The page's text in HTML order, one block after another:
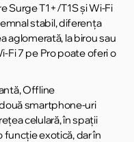
Surge T1+/T1S și Wi-Fi
stabil, diferența
aglomerată, la birou sau
Fi 7 pe Pro poate oferi o
Offline
smartphone-uri
celulară, în spații
funcție exotică, dar în